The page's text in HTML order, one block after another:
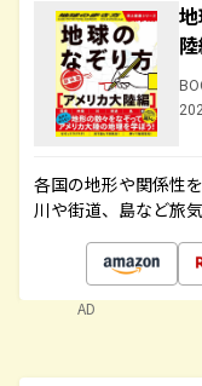
各国の地形や関係性
川や街道、島など旅
AD